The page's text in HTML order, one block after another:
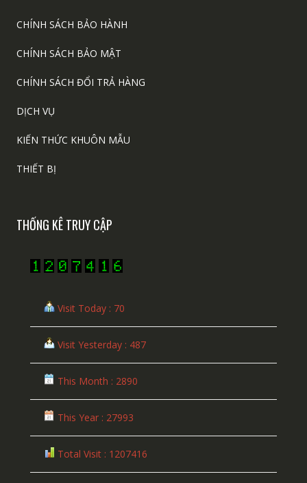
CHÍNH SÁCH BẢO HÀNH
CHÍNH SÁCH BẢO MẬT
CHÍNH SÁCH ĐỔI TRẢ HÀNG
DỊCH VỤ
KIẾN THỨC KHUÔN MẪU
THIẾT BỊ
THỐNG KÊ TRUY CẬP
Visit Today : 70
Visit Yesterday : 487
This Month : 2890
This Year : 27993
Total Visit : 1207416